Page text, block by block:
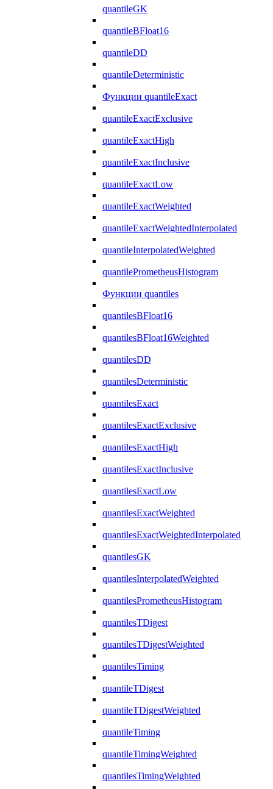
quantileGK
quantileBFloat16
quantileDD
quantileDeterministic
Функции quantileExact
quantileExactExclusive
quantileExactHigh
quantileExactInclusive
quantileExactLow
quantileExactWeighted
quantileExactWeightedInterpolated
quantileInterpolatedWeighted
quantilePrometheusHistogram
Функции quantiles
quantilesBFloat16
quantilesBFloat16Weighted
quantilesDD
quantilesDeterministic
quantilesExact
quantilesExactExclusive
quantilesExactHigh
quantilesExactInclusive
quantilesExactLow
quantilesExactWeighted
quantilesExactWeightedInterpolated
quantilesGK
quantilesInterpolatedWeighted
quantilesPrometheusHistogram
quantilesTDigest
quantilesTDigestWeighted
quantilesTiming
quantileTDigest
quantileTDigestWeighted
quantileTiming
quantileTimingWeighted
quantilesTimingWeighted